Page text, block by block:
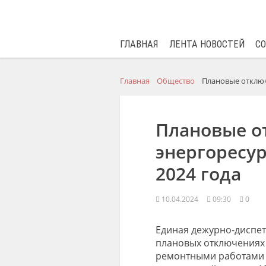
ГЛАВНАЯ ЛЕНТА НОВОСТЕЙ
Главная Общество Плановые
Плановые
2024 года
10.04.2024 09:30 0
Единая дежурно-
плановых
ремонтными